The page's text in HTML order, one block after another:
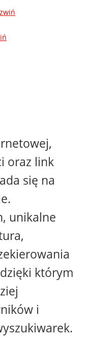
oraz link
się na
unikalne
którym
i